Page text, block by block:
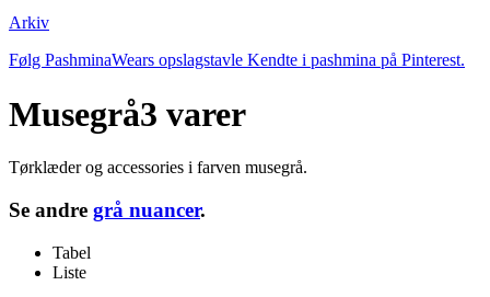
Arkiv
Følg PashminaWears opslagstavle Kendte i pashmina på Pinterest.
Musegrå3 varer
Tørklæder og accessories i farven musegrå.
Se andre grå nuancer.
Tabel
Liste